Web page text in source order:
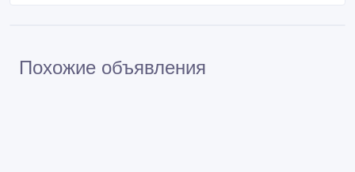
Похожие объявления